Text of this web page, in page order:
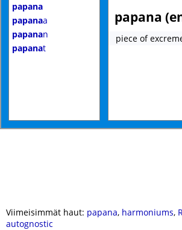
papana
papanaa
papanan
papanat
papana
piece of
Viimeisimmät haut: papana, harmoniums,
autognostic